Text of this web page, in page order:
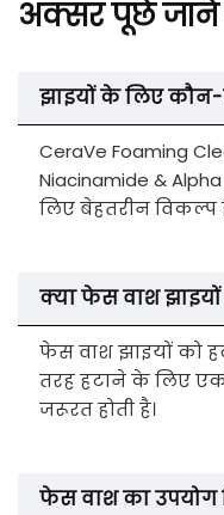
अक्सर पूछे जाने
झाइयों के लिए
CeraVe Foaming
Niacinamide &
लिए बेहतरीन विकल्प
क्या फेस वाश झाइयों
फेस वाश झाइयों को
तरह हटाने के लिए
जरूरत होती है।
फेस वाश का उपयोग